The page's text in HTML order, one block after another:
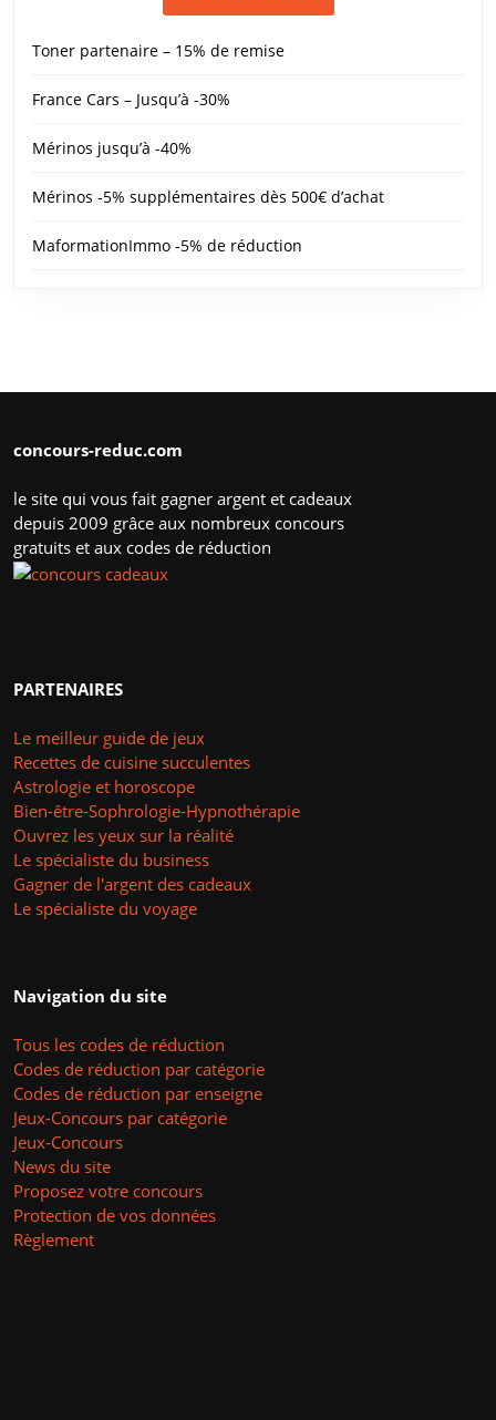
Toner partenaire – 15% de remise
France Cars – Jusqu’à -30%
Mérinos jusqu’à -40%
Mérinos -5% supplémentaires dès 500€ d’achat
MaformationImmo -5% de réduction
concours-reduc.com
le site qui vous fait gagner argent et cadeaux
depuis 2009 grâce aux nombreux concours
gratuits et aux codes de réduction
PARTENAIRES
Le meilleur guide de jeux
Recettes de cuisine succulentes
Astrologie et horoscope
Bien-être-Sophrologie-Hypnothérapie
Ouvrez les yeux sur la réalité
Le spécialiste du business
Gagner de l'argent des cadeaux
Le spécialiste du voyage
Navigation du site
Tous les codes de réduction
Codes de réduction par catégorie
Codes de réduction par enseigne
Jeux-Concours par catégorie
Jeux-Concours
News du site
Proposez votre concours
Protection de vos données
Règlement